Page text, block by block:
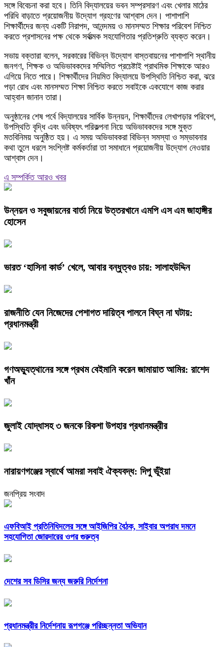
সঙ্গে বিবেচনা করা হবে। তিনি বিদ্যালয়ের ভবন সম্প্রসারণ এবং খেলার মাঠের
পরিধি বাড়াতে প্রয়োজনীয় উদ্যোগ গ্রহণের আশ্বাস দেন। পাশাপাশি
শিক্ষার্থীদের জন্য একটি নিরাপদ, আনন্দময় ও মানসম্মত শিক্ষার পরিবেশ নিশ্চিত
করতে প্রশাসনের পক্ষ থেকে সর্বাত্মক সহযোগিতার প্রতিশ্রুতি ব্যক্ত করেন।
সভায় বক্তারা বলেন, সরকারের বিভিন্ন উদ্যোগ বাস্তবায়নের পাশাপাশি স্থানীয়
জনগণ, শিক্ষক ও অভিভাবকদের সম্মিলিত প্রচেষ্টাই প্রাথমিক শিক্ষাকে আরও
এগিয়ে নিতে পারে। শিক্ষার্থীদের নিয়মিত বিদ্যালয়ে উপস্থিতি নিশ্চিত করা, ঝরে
পড়া রোধ এবং মানসম্মত শিক্ষা নিশ্চিত করতে সবাইকে একযোগে কাজ করার
আহ্বান জানান তারা।
অনুষ্ঠানের শেষ পর্বে বিদ্যালয়ের সার্বিক উন্নয়ন, শিক্ষার্থীদের লেখাপড়ার পরিবেশ,
উপস্থিতি বৃদ্ধি এবং ভবিষ্যৎ পরিকল্পনা নিয়ে অভিভাবকদের সঙ্গে মুক্ত
মতবিনিময় অনুষ্ঠিত হয়। এ সময় অভিভাবকরা বিভিন্ন সমস্যা ও সম্ভাবনার
কথা তুলে ধরলে সংশ্লিষ্ট কর্মকর্তারা তা সমাধানে প্রয়োজনীয় উদ্যোগ নেওয়ার
আশ্বাস দেন।
এ সম্পর্কিত আরও খবর
উন্নয়ন ও সবুজায়নের বার্তা নিয়ে উত্তরখানে এমপি এস এম জাহাঙ্গীর
হোসেন
ভারত ‘হাসিনা কার্ড’ খেলে, আবার বন্ধুত্বও চায়: সালাহউদ্দিন
রাজনীতি যেন নিজেদের পেশাগত দায়িত্ব পালনে বিঘ্ন না ঘটায়:
প্রধানমন্ত্রী
গণঅভ্যুত্থানের সঙ্গে প্রথম বেইমানি করেন জামায়াত আমির: রাশেদ
খাঁন
জুলাই যোদ্ধাসহ ৩ জনকে রিকশা উপহার প্রধানমন্ত্রীর
নারায়ণগঞ্জের স্বার্থে আমরা সবাই ঐক্যবদ্ধ: দিপু ভূঁইয়া
জনপ্রিয় সংবাদ
এফবিআই প্রতিনিধিদলের সঙ্গে আইজিপির বৈঠক, সাইবার অপরাধ দমনে
সহযোগিতা জোরদারের ওপর গুরুত্ব
দেশের সব ডিসির জন্য জরুরি নির্দেশনা
প্রধানমন্ত্রীর নির্দেশনায় রূপগঞ্জে পরিচ্ছন্নতা অভিযান